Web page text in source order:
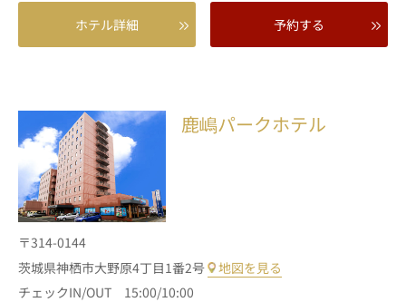
ホテル詳細 予約する
鹿嶋パークホテル
〒314-0144
茨城県神栖市大野原4丁目1番2号
地図を見る
チェックIN/OUT 15:00/10:00